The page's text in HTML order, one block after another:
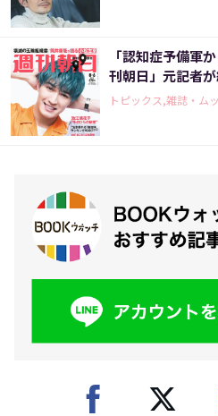
「認知症予備軍
刊朝日」元記者
トピックス,雑誌・ム